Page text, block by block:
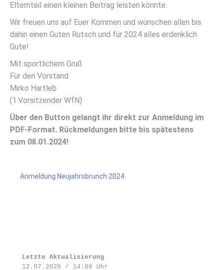
Elternteil einen kleinen Beitrag leisten könnte.
Wir freuen uns auf Euer Kommen und wünschen allen bis
dahin einen Guten Rutsch und für 2024 alles erdenklich
Gute!
Mit sportlichem Gruß
Für den Vorstand:
Mirko Hartleb
(1.Vorsitzender WfN)
Über den Button gelangt ihr direkt zur Anmeldung im
PDF-Format. Rückmeldungen bitte bis spätestens
zum 08.01.2024!
Anmeldung Neujahrsbrunch 2024
Letzte Aktualisierung
12.07.2026 / 14:09 Uhr